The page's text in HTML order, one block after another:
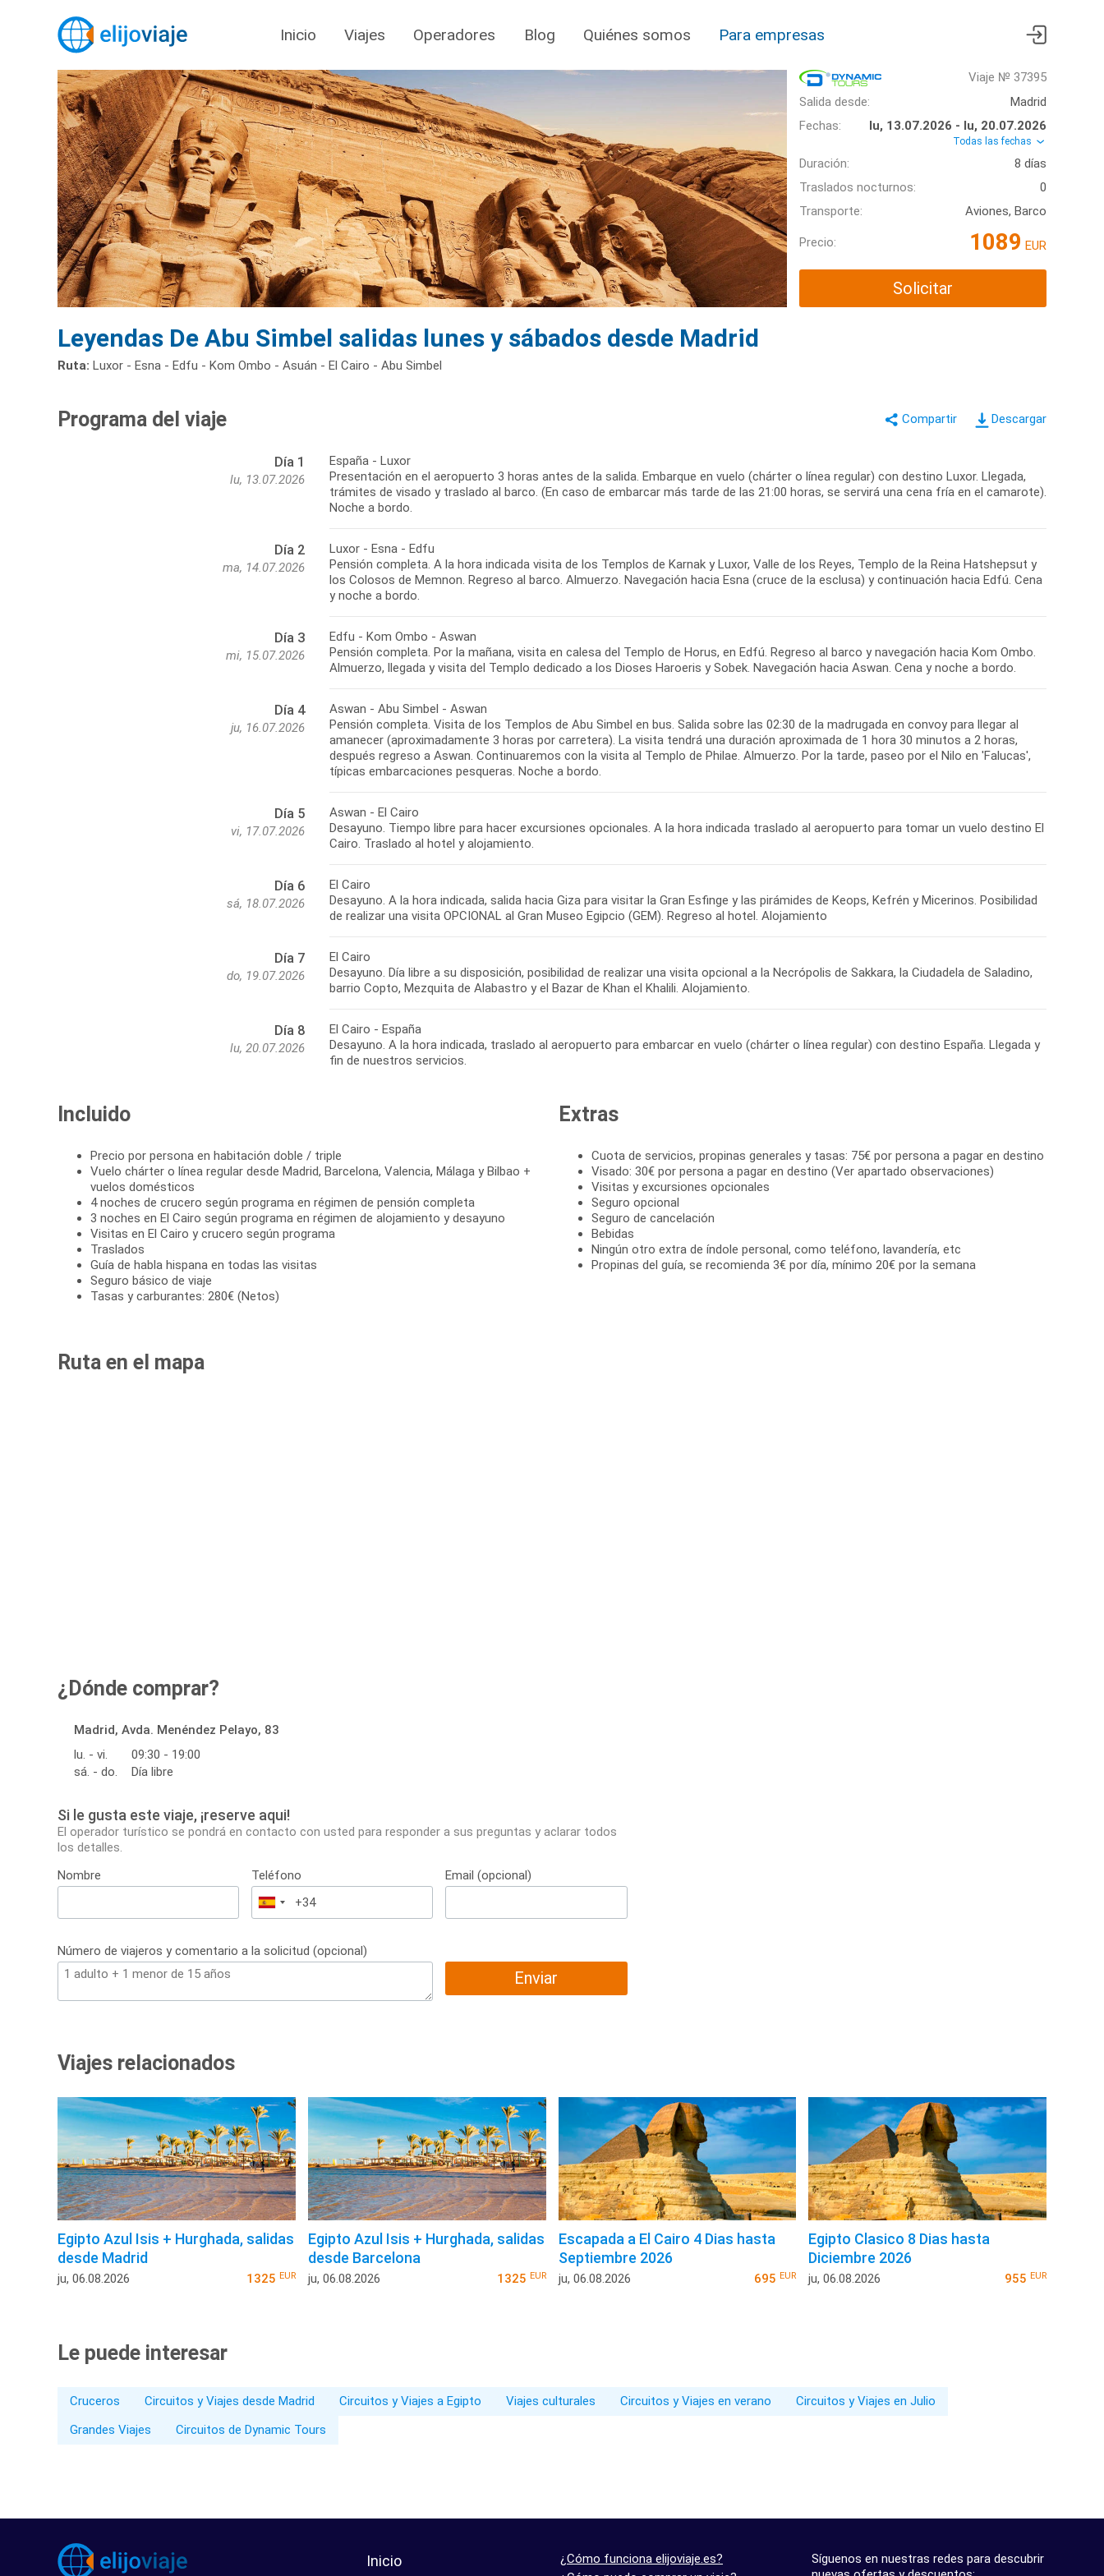
Inicio Viajes Operadores Blog Quiénes somos Para empresas
Viaje № 37395
Salida desde:
Madrid
Fechas:
lu, 13.07.2026 - lu, 20.07.2026
Todas las fechas
Duración:
8 días
Traslados nocturnos:
0
Transporte:
Aviones, Barco
Precio: 1089 EUR
Solicitar
Leyendas De Abu Simbel salidas lunes y sábados desde Madrid
Ruta: Luxor - Esna - Edfu - Kom Ombo - Asuán - El Cairo - Abu Simbel
Descargar
Programa del viaje
Día 1
lu, 13.07.2026
España - Luxor
Presentación en el aeropuerto 3 horas antes de la salida. Embarque en vuelo (chárter o línea regular) con destino Luxor. Llegada,
trámites de visado y traslado al barco. (En caso de embarcar más tarde de las 21:00 horas, se servirá una cena fría en el camarote).
Noche a bordo.
Día 2
ma, 14.07.2026
Luxor - Esna - Edfu
Pensión completa. A la hora indicada visita de los Templos de Karnak y Luxor, Valle de los Reyes, Templo de la Reina Hatshepsut y
los Colosos de Memnon. Regreso al barco. Almuerzo. Navegación hacia Esna (cruce de la esclusa) y continuación hacia Edfú. Cena
y noche a bordo.
Día 3
mi, 15.07.2026
Edfu - Kom Ombo - Aswan
Pensión completa. Por la mañana, visita en calesa del Templo de Horus, en Edfú. Regreso al barco y navegación hacia Kom Ombo.
Almuerzo, llegada y visita del Templo dedicado a los Dioses Haroeris y Sobek. Navegación hacia Aswan. Cena y noche a bordo.
Día 4
ju, 16.07.2026
Aswan - Abu Simbel - Aswan
Pensión completa. Visita de los Templos de Abu Simbel en bus. Salida sobre las 02:30 de la madrugada en convoy para llegar al
amanecer (aproximadamente 3 horas por carretera). La visita tendrá una duración aproximada de 1 hora 30 minutos a 2 horas,
después regreso a Aswan. Continuaremos con la visita al Templo de Philae. Almuerzo. Por la tarde, paseo por el Nilo en 'Falucas',
típicas embarcaciones pesqueras. Noche a bordo.
Día 5
vi, 17.07.2026
Aswan - El Cairo
Desayuno. Tiempo libre para hacer excursiones opcionales. A la hora indicada traslado al aeropuerto para tomar un vuelo destino El
Cairo. Traslado al hotel y alojamiento.
Día 6
sá, 18.07.2026
El Cairo
Desayuno. A la hora indicada, salida hacia Giza para visitar la Gran Esfinge y las pirámides de Keops, Kefrén y Micerinos. Posibilidad
de realizar una visita OPCIONAL al Gran Museo Egipcio (GEM). Regreso al hotel. Alojamiento
Día 7
do, 19.07.2026
El Cairo
Desayuno. Día libre a su disposición, posibilidad de realizar una visita opcional a la Necrópolis de Sakkara, la Ciudadela de Saladino,
barrio Copto, Mezquita de Alabastro y el Bazar de Khan el Khalili. Alojamiento.
Día 8
lu, 20.07.2026
El Cairo - España
Desayuno. A la hora indicada, traslado al aeropuerto para embarcar en vuelo (chárter o línea regular) con destino España. Llegada y
fin de nuestros servicios.
Incluido
Precio por persona en habitación doble / triple
Vuelo chárter o línea regular desde Madrid, Barcelona, Valencia, Málaga y Bilbao +
vuelos domésticos
4 noches de crucero según programa en régimen de pensión completa
3 noches en El Cairo según programa en régimen de alojamiento y desayuno
Visitas en El Cairo y crucero según programa
Traslados
Guía de habla hispana en todas las visitas
Seguro básico de viaje
Tasas y carburantes: 280€ (Netos)
Extras
Cuota de servicios, propinas generales y tasas: 75€ por persona a pagar en destino
Visado: 30€ por persona a pagar en destino (Ver apartado observaciones)
Visitas y excursiones opcionales
Seguro opcional
Seguro de cancelación
Bebidas
Ningún otro extra de índole personal, como teléfono, lavandería, etc
Propinas del guía, se recomienda 3€ por día, mínimo 20€ por la semana
Ruta en el mapa
¿Dónde comprar?
Madrid, Avda. Menéndez Pelayo, 83
lu. - vi.
09:30 - 19:00
sá. - do.
Día libre
Si le gusta este viaje, ¡reserve aqui!
El operador turístico se pondrá en contacto con usted para responder a sus preguntas y aclarar todos
los detalles.
Nombre
Teléfono
España
+34
Email (opcional)
Número de viajeros y comentario a la solicitud (opcional)
Enviar
Viajes relacionados
Egipto Azul Isis + Hurghada, salidas
desde Madrid
ju, 06.08.2026 1325 EUR
Egipto Azul Isis + Hurghada, salidas
desde Barcelona
ju, 06.08.2026 1325 EUR
Escapada a El Cairo 4 Dias hasta
Septiembre 2026
ju, 06.08.2026 695EUR
Egipto Clasico 8 Dias hasta
Diciembre 2026
ju, 06.08.2026 955 EUR
Le puede interesar
Cruceros Circuitos y Viajes desde Madrid Circuitos y Viajes a Egipto Viajes culturales Circuitos y Viajes en verano
Circuitos y Viajes en Julio
Grandes Viajes
Circuitos de Dynamic Tours
Inicio
¿Cómo funciona elijoviaje.es?
Síguenos en nuestras redes para descubrir